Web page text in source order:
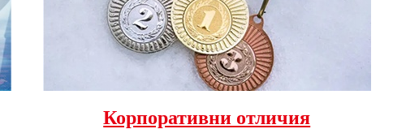
Корпоративни отличия